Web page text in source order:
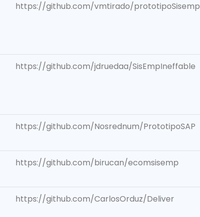
https://github.com/vmtirado/prototipoSisemp
https://github.com/jdruedaa/SisEmpIneffable
https://github.com/Nosrednum/PrototipoSAP
https://github.com/birucan/ecomsisemp
https://github.com/CarlosOrduz/Deliver